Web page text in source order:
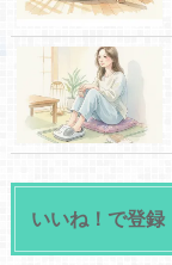
いいね！で登録